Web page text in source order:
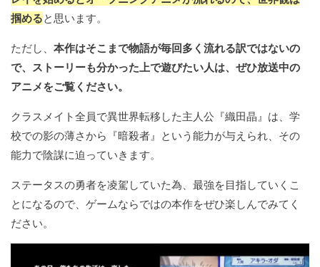
掴めると思います。
ただし、 本作はそこまで物語が毎回多く流れる訳ではないの
で、ストーリーも分かった上で遊びたい人は、ぜひ放送中の
アニメをご覧ください。
クラスメイト全員で異世界転移した主人公『織田晶』は、学
校での影の薄さから『暗殺者』という能力が与えられ、その
能力で陰謀に迫っていきます。
ステータスの勇者を凌駕していた為、最強を目指していくこ
とになるので、ゲームならではの本作をぜひ楽しんでみてく
ださい。